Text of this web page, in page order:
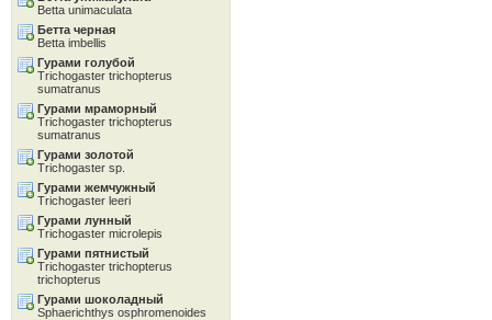
Betta unimaculata
Бетта черная
Betta imbellis
Гурами голубой
Trichogaster trichopterus
sumatranus
Гурами мраморный
Trichogaster trichopterus
sumatranus
Гурами золотой
Trichogaster sp.
Гурами жемчужный
Trichogaster leeri
Гурами лунный
Trichogaster microlepis
Гурами пятнистый
Trichogaster trichopterus
trichopterus
Гурами шоколадный
Sphaerichthys osphromenoides